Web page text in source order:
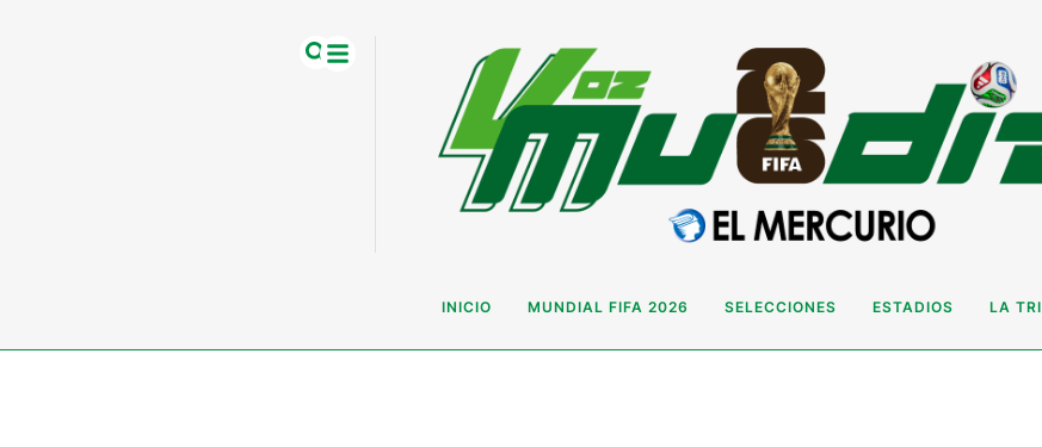
INICIO MUNDIAL FIFA 2026 SELECCIONES ESTADIOS LA TRI